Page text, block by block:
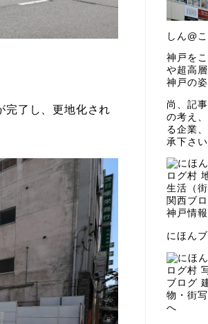
完了し、更地化され
しん@
神戸を
や超高
神戸の
尚、記
の考え
る企業
承下さい
にほん